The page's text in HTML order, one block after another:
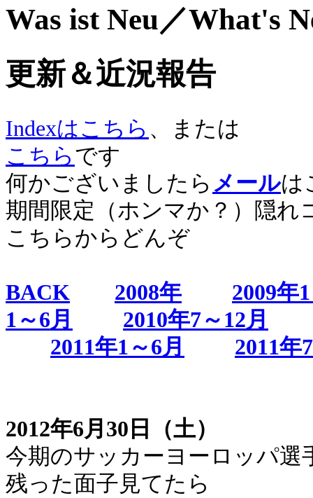
Was ist Neu／What's
更新＆近況報告
Indexはこちら 、または
こちら です
何かございましたら メールは
期間限定（ホンマか？）隠れ
こちらからどんぞ
BACK 2008年
2009年
1～6月
2010年7～12月
2011年1～6月
2011年
2012年6月30日（土）
今期のサッカーヨーロッパ選
残った面子見てたら